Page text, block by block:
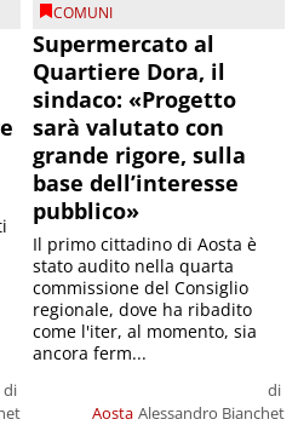
di
COMUNI
Supermercato al
Quartiere Dora, il
sindaco: «Progetto
sarà valutato con
grande rigore, sulla
base dell’interesse
pubblico»
Aosta
di
Alessandro Bianchet
Il primo cittadino di Aosta è
stato audito nella quarta
commissione del Consiglio
regionale, dove ha ribadito
come l'iter, al momento, sia
ancora ferm...